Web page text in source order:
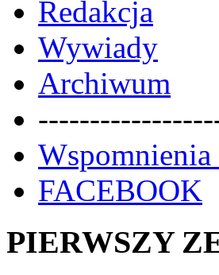
Redakcja
Wywiady
Archiwum
FACEBOOK
PIERWSZY